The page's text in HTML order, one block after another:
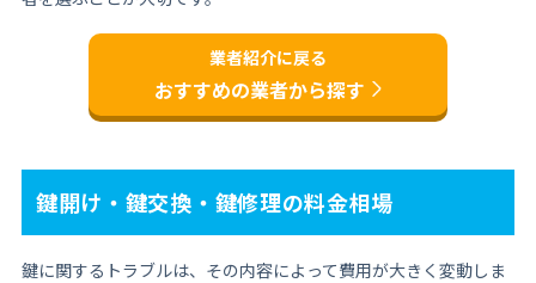
業者紹介に戻る
おすすめの業者から探す
鍵開け・鍵交換・鍵修理の料金相場
鍵に関するトラブルは、その内容によって費用が大きく変動しま